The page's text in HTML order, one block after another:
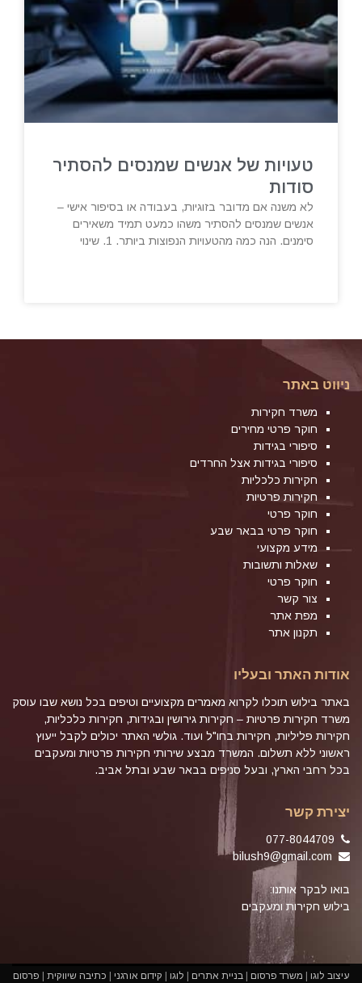
טעויות של אנשים שמנסים להסתיר
סודות
לא משנה אם מדובר בזוגיות, בעבודה או בסיפור אישי –
אנשים שמנסים להסתיר משהו כמעט תמיד משאירים
סימנים. הנה כמה מהטעויות הנפוצות ביותר. 1. שינוי
ניווט באתר
משרד חקירות
חוקר פרטי מחירים
סיפורי בגידות
סיפורי בגידות אצל החרדים
חקירות כלכליות
חקירות פרטיות
חוקר פרטי
חוקר פרטי בבאר שבע
מידע מקצועי
שאלות ותשובות
חוקר פרטי
צור קשר
מפת אתר
תקנון אתר
אודות האתר ובעליו
באתר בילוש תוכלו לקרוא מאמרים מקצועיים וטיפים בכל נושא שבו עוסק
משרד חקירות פרטיות – חקירות גירושין ובגידות, חקירות כלכליות,
חקירות פליליות, חקירות בחו"ל ועוד. גולשי האתר יכולים לקבל ייעוץ
ראשוני ללא תשלום. המשרד מבצע שירותי חקירות פרטיות ומעקבים
בכל רחבי הארץ, ובעל סניפים בבאר שבע ובתל אביב.
יצירת קשר
bilush9@gmail.com
בואו לבקר אותנו:
בילוש חקירות ומעקבים
עיצוב לוגו משרד פרסום |בניית אתרים לוגו קידום אורגני כתיבה שיווקית פרסום